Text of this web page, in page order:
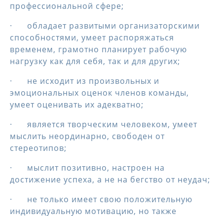
профессиональной сфере;
· обладает развитыми организаторскими
способностями, умеет распоряжаться
временем, грамотно планирует рабочую
нагрузку как для себя, так и для других;
· не исходит из произвольных и
эмоциональных оценок членов команды,
умеет оценивать их адекватно;
· является творческим человеком, умеет
мыслить неординарно, свободен от
стереотипов;
· мыслит позитивно, настроен на
достижение успеха, а не на бегство от неудач;
· не только имеет свою положительную
индивидуальную мотивацию, но также